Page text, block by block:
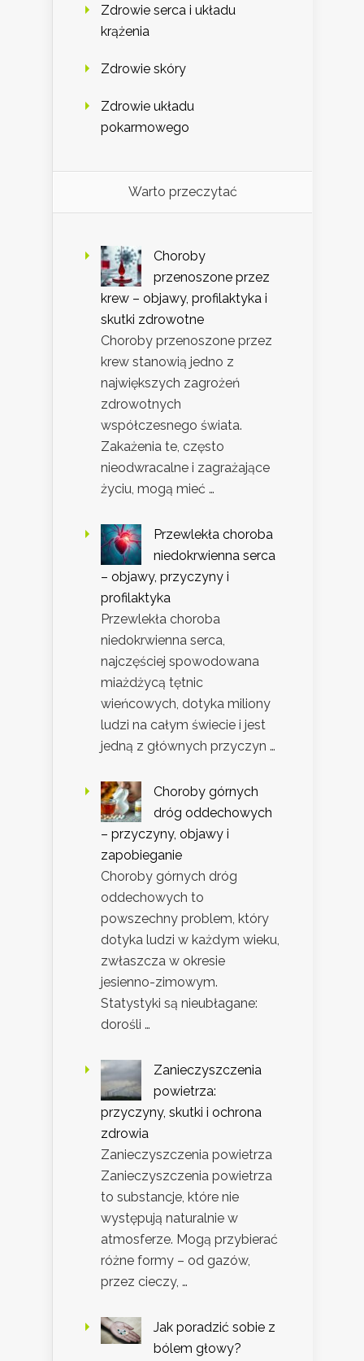
Zdrowie serca i układu
krążenia
Zdrowie skóry
Zdrowie układu
pokarmowego
Warto przeczytać
Choroby
przenoszone przez
krew – objawy, profilaktyka i
skutki zdrowotne
Choroby przenoszone przez
krew stanowią jedno z
największych zagrożeń
zdrowotnych
współczesnego świata.
Zakażenia te, często
nieodwracalne i zagrażające
życiu, mogą mieć …
Przewlekła choroba
niedokrwienna serca
– objawy, przyczyny i
profilaktyka
Przewlekła choroba
niedokrwienna serca,
najczęściej spowodowana
miażdżycą tętnic
wieńcowych, dotyka miliony
ludzi na całym świecie i jest
jedną z głównych przyczyn …
Choroby górnych
dróg oddechowych
– przyczyny, objawy i
zapobieganie
Choroby górnych dróg
oddechowych to
powszechny problem, który
dotyka ludzi w każdym wieku,
zwłaszcza w okresie
jesienno-zimowym.
Statystyki są nieubłagane:
dorośli …
Zanieczyszczenia
powietrza:
przyczyny, skutki i ochrona
zdrowia
Zanieczyszczenia powietrza
Zanieczyszczenia powietrza
to substancje, które nie
występują naturalnie w
atmosferze. Mogą przybierać
różne formy – od gazów,
przez cieczy, …
Jak poradzić sobie z
bólem głowy?